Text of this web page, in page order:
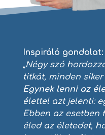
Inspiráló gondolat:
„Négy szó
titkát, minden
Egynek lenni az
élettel azt jelenti:
Ebben az esetben
éled az életedet,